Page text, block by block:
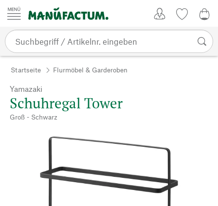
Zum Inhalt springen
Startseite Flurmöbel & Garderoben
Yamazaki
Schuhregal Tower
Groß - Schwarz